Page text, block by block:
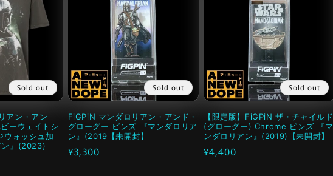
Sold out
アン・アン
ーウェイトシ
ウォッシュ加
ン』(2023)
Sold out
FiGPiN マンダロリアン・アンド・
グローグー ピンズ 『マンダロリア
ン』(2019【未開封】
通
¥3,300
Sold out
【限定版】FiGPiN ザ・チャイルド
(グローグー) Chrome ピンズ 『マ
ンダロリアン』(2019)【未開封】
通
¥4,400